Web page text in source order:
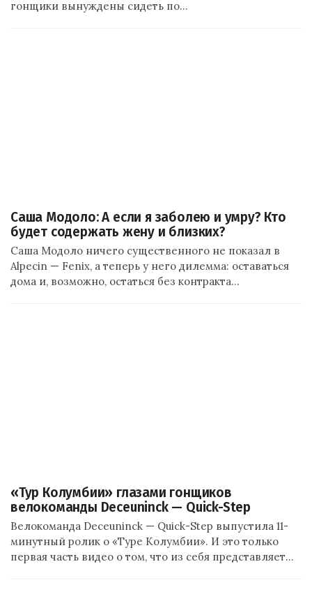
гонщики вынуждены сидеть по…
Саша Модоло: А если я заболею и умру? Кто
будет содержать жену и близких?
Саша Модоло ничего существенного не показал в
Alpecin — Fenix, а теперь у него дилемма: оставаться
дома и, возможно, остаться без контракта…
«Тур Колумбии» глазами гонщиков
велокоманды Deceuninck — Quick-Step
Велокоманда Deceuninck — Quick-Step выпустила 11-
минутный ролик о «Туре Колумбии». И это только
первая часть видео о том, что из себя представляет…